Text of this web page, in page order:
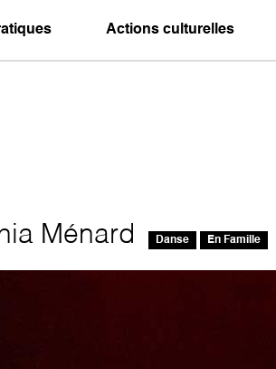
Actions culturelles
Ménard Danse En Famille